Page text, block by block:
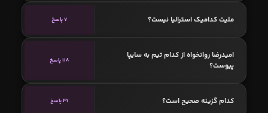
ملیت کدامیک استرالیا نیست؟ 7 پاسخ
امیدرضا روانخواه از کدام تیم به سایپا
پیوست؟
118 پاسخ
کدام گزینه صحیح است؟ 31 پاسخ